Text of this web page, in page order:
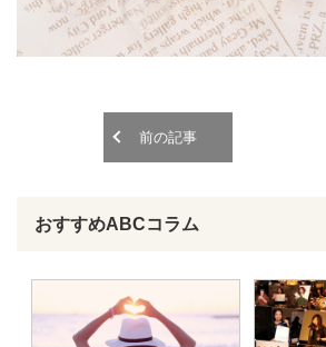
前の記事
おすすめABCコラム